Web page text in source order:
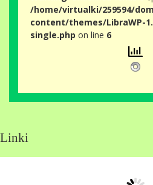
/home/virtualki/259594/
content/themes/LibraWP-
single.php on line 6
Linki